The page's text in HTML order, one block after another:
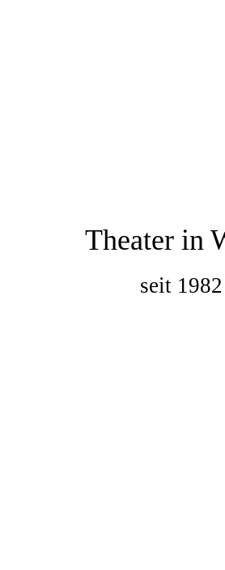
Theater in
seit 1982